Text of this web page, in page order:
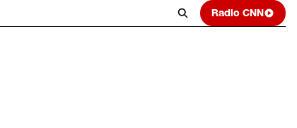
Radio CNN